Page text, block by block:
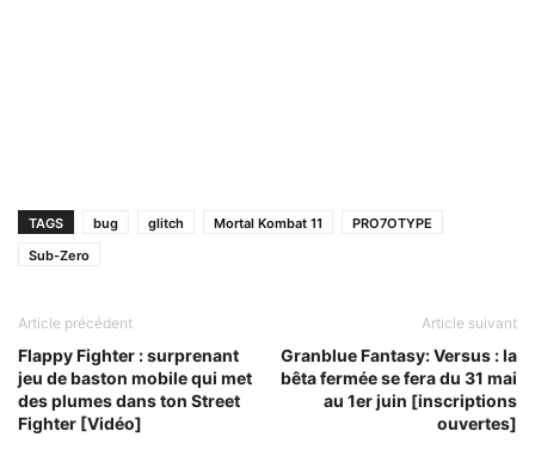
TAGS bug glitch Mortal Kombat 11
PRO7OTYPE
Sub-Zero
Article précédent
Flappy Fighter : surprenant
jeu de baston mobile qui met
des plumes dans ton Street
Fighter [Vidéo]
Article suivant
Granblue Fantasy: Versus : la
bêta fermée se fera du 31 mai
au 1er juin [inscriptions
ouvertes]